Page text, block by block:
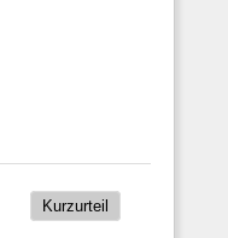
Kurzurteil